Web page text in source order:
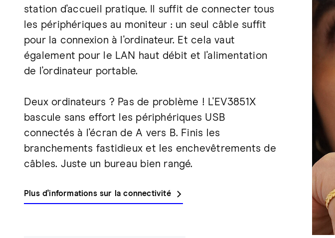
station d'accueil pratique. Il suffit de connecter tous
les périphériques au moniteur : un seul câble suffit
pour la connexion à l'ordinateur. Et cela vaut
également pour le LAN haut débit et l'alimentation
de l'ordinateur portable.
Deux ordinateurs ? Pas de problème ! L'EV3851X
bascule sans effort les périphériques USB
connectés à l'écran de A vers B. Finis les
branchements fastidieux et les enchevêtrements de
câbles. Juste un bureau bien rangé.
Plus d'informations sur la connectivité